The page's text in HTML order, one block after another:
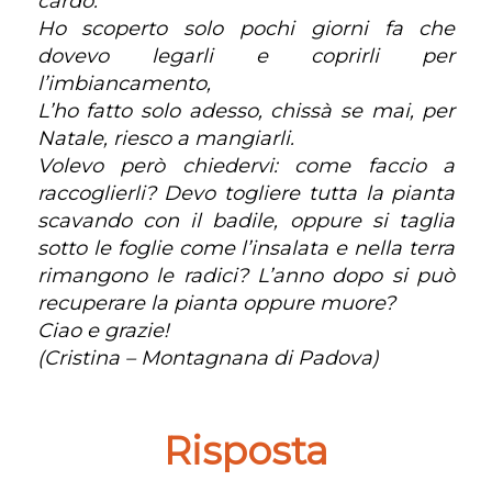
Ho scoperto solo pochi giorni fa che
dovevo legarli e coprirli per
l’imbiancamento,
L’ho fatto solo adesso, chissà se mai, per
Natale, riesco a mangiarli.
Volevo però chiedervi: come faccio a
raccoglierli? Devo togliere tutta la pianta
scavando con il badile, oppure si taglia
sotto le foglie come l’insalata e nella terra
rimangono le radici? L’anno dopo si può
recuperare la pianta oppure muore?
Ciao e grazie!
(Cristina – Montagnana di Padova)
Risposta